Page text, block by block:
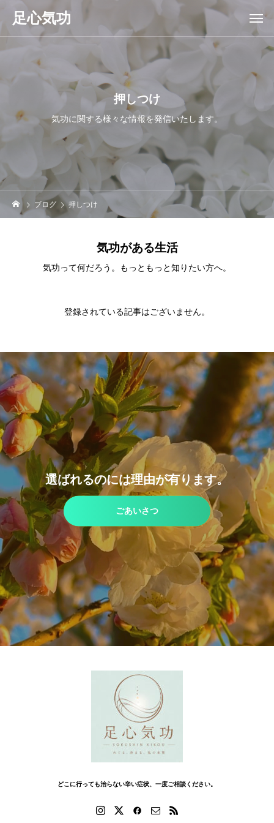
足心気功
押しつけ
気功に関する様々な情報を発信いたします。
ブログ 押しつけ
気功がある生活
気功って何だろう。もっともっと知りたい方へ。
登録されている記事はございません。
選ばれるのには理由が有ります。
ごあいさつ
どこに行っても治らない辛い症状、一度ご相談ください。